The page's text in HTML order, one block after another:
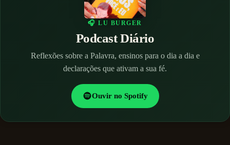
🎧 LU BURGER
Podcast Diário
Reflexões sobre a Palavra, ensinos para o dia a dia e
declarações que ativam a sua fé.
Ouvir no Spotify